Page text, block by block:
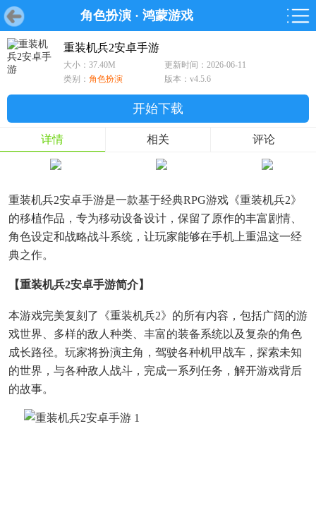
角色扮演 · 鸿蒙游戏
首页 游戏 软件
首页 游戏 软件 鸿蒙
游戏
鸿蒙
软件
专题
重装机兵2安卓手游
大小：37.40M
更新时间：2026-06-11
类别： 角色扮演 版本：v4.5.6
开始下载
详情 相关 评论
重装机兵2安卓手游是一款基于经典RPG游戏《重装机兵2》
的移植作品，专为移动设备设计，保留了原作的丰富剧情、
角色设定和战略战斗系统，让玩家能够在手机上重温这一经
典之作。
【重装机兵2安卓手游简介】
本游戏完美复刻了《重装机兵2》的所有内容，包括广阔的游
戏世界、多样的敌人种类、丰富的装备系统以及复杂的角色
成长路径。玩家将扮演主角，驾驶各种机甲战车，探索未知
的世界，与各种敌人战斗，完成一系列任务，解开游戏背后
的故事。